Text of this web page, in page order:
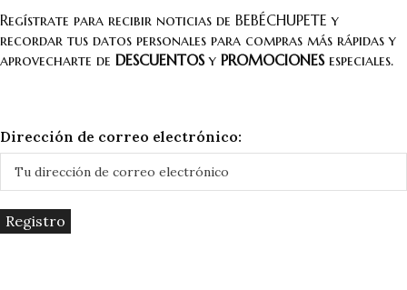
Regístrate para recibir noticias de BEBÉCHUPETE y
recordar tus datos personales para compras más rápidas y
aprovecharte de DESCUENTOSy PROMOCIONESespeciales.
Dirección de correo electrónico: